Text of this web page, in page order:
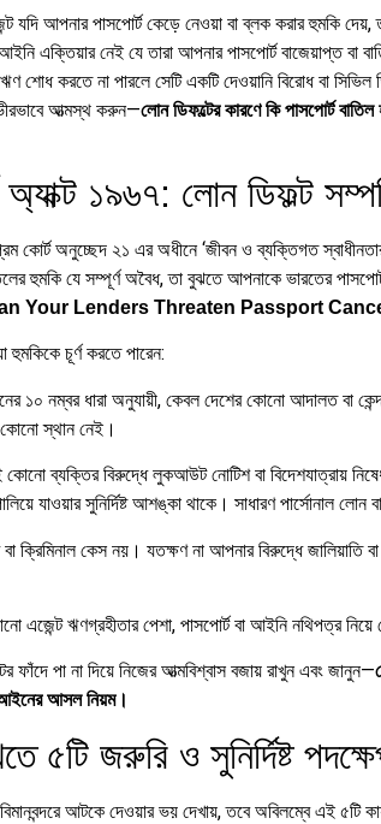
যদি আপনার পাসপোর্ট কেড়ে নেওয়া বা ব্লক করার হুমকি
নেই যে তারা আপনার পাসপোর্ট বাজেয়াপ্ত বা
শোধ করতে না পারলে সেটি একটি দেওয়ানি বিরোধ বা
আত্মস্থ করুন—লোন ডিফল্টের কারণে কি
১৯৬৭: লোন ডিফল্ট
কোর্ট অনুচ্ছেদ ২১ এর অধীনে ‘জীবন ও ব্যক্তিগত
হুমকি যে সম্পূর্ণ অবৈধ, তা বুঝতে আপনাকে ভারতের
‘Can Your Lenders Threaten Passport
চূর্ণ করতে পারেন:
১০ নম্বর ধারা অনুযায়ী, কেবল দেশের কোনো আদালত বা
কোনো স্থান নেই।
ব্যক্তির বিরুদ্ধে লুকআউট নোটিশ বা বিদেশযাত্রায়
সুনির্দিষ্ট আশঙ্কা থাকে। সাধারণ পার্সোনাল লোন
কেস নয়। যতক্ষণ না আপনার বিরুদ্ধে জালিয়াতি
এজেন্ট ঋণগ্রহীতার পেশা, পাসপোর্ট বা আইনি নথিপত্র
পা না দিয়ে নিজের আত্মবিশ্বাস বজায় রাখুন এবং জানুন—
আসল নিয়ম।
৫টি জরুরি ও সুনির্দিষ্ট
আটকে দেওয়ার ভয় দেখায়, তবে অবিলম্বে এই ৫টি